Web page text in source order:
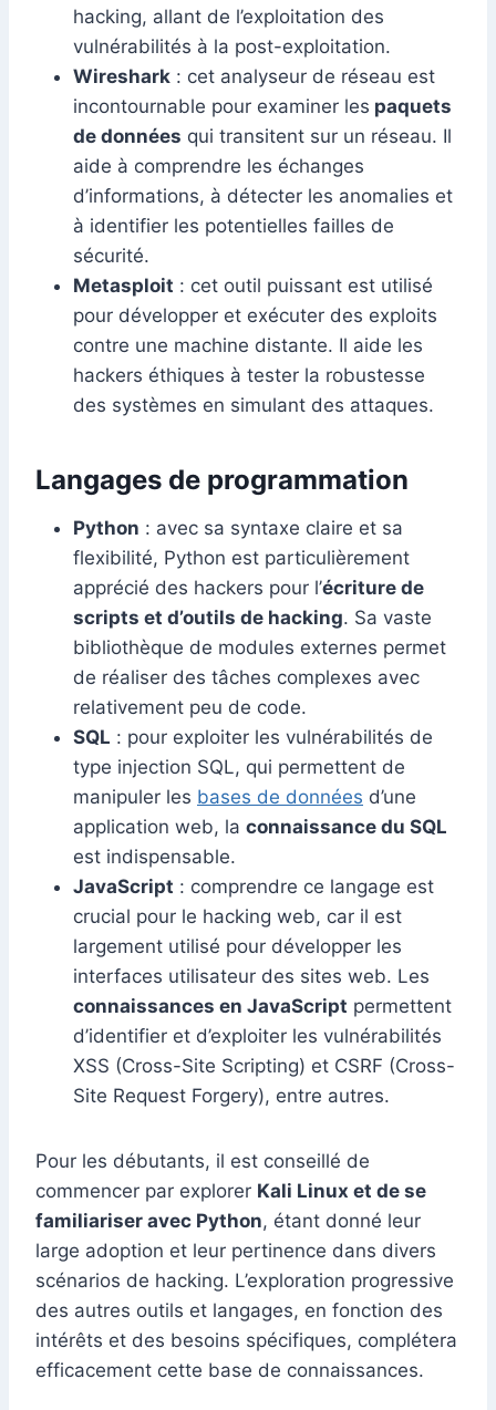
hacking, allant de l’exploitation des
vulnérabilités à la post-exploitation.
Wireshark : cet analyseur de réseau est
incontournable pour examiner les paquets
de données qui transitent sur un réseau. Il
aide à comprendre les échanges
d’informations, à détecter les anomalies et
à identifier les potentielles failles de
sécurité.
Metasploit : cet outil puissant est utilisé
pour développer et exécuter des exploits
contre une machine distante. Il aide les
hackers éthiques à tester la robustesse
des systèmes en simulant des attaques.
Langages de programmation
Python : avec sa syntaxe claire et sa
flexibilité, Python est particulièrement
apprécié des hackers pour l’écriture de
scripts et d’outils de hacking. Sa vaste
bibliothèque de modules externes permet
de réaliser des tâches complexes avec
relativement peu de code.
SQL : pour exploiter les vulnérabilités de
type injection SQL, qui permettent de
manipuler les bases de données d’une
application web, la connaissance du SQL
est indispensable.
JavaScript : comprendre ce langage est
crucial pour le hacking web, car il est
largement utilisé pour développer les
interfaces utilisateur des sites web. Les
connaissances en JavaScript permettent
d’identifier et d’exploiter les vulnérabilités
XSS (Cross-Site Scripting) et CSRF (Cross-
Site Request Forgery), entre autres.
Pour les débutants, il est conseillé de
commencer par explorer Kali Linux et de se
familiariser avec Python, étant donné leur
large adoption et leur pertinence dans divers
scénarios de hacking. L’exploration progressive
des autres outils et langages, en fonction des
intérêts et des besoins spécifiques, complétera
efficacement cette base de connaissances.